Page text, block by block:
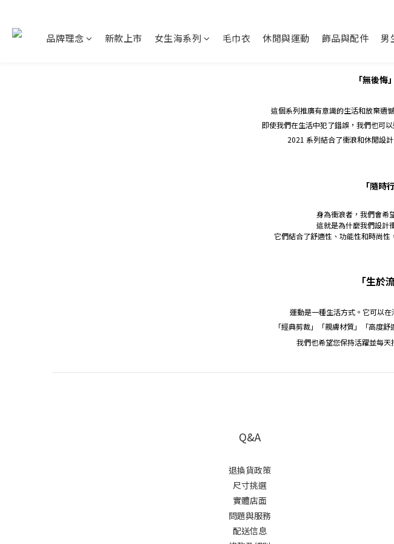
品牌理念 新款上市 女生海系列 毛巾衣 休閒與運動 飾品與配件 男
「無後悔」
這個系列推廣有意識的生活和放棄遺
即使我們在生活中犯了錯誤，我們也可
2021 系列結合了衝浪和休閒設
「隨時
身為衝浪者，我們會希
這就是為什麼我們設計
它們結合了舒適性、功能性和時尚
「生於
運動是一種生活方式。它可以
「經典剪裁」「親膚材質」「高度舒
我們也希望您保持活躍並每天
Q&A
退換貨政策
尺寸挑選
實體店面
問題與服務
配送信息